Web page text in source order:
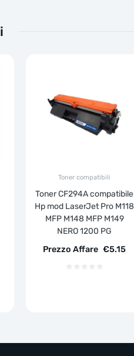
Toner compatibili
Toner CF294A compatibile
Hp mod LaserJet Pro M118
MFP M148 MFP M149
NERO 1200 PG
€5.15
Prezzo Affare